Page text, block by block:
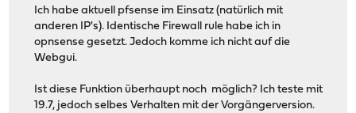
Ich habe aktuell pfsense im Einsatz (natürlich mit
anderen IP's). Identische Firewall rule habe ich in
opnsense gesetzt. Jedoch komme ich nicht auf die
Webgui.
Ist diese Funktion überhaupt noch möglich? Ich teste mit
19.7, jedoch selbes Verhalten mit der Vorgängerversion.